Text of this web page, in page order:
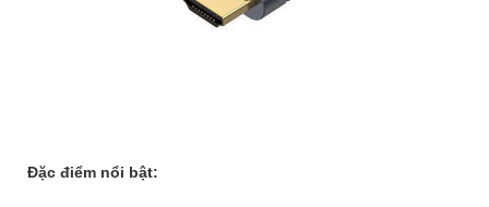
Đặc điểm nổi bật: